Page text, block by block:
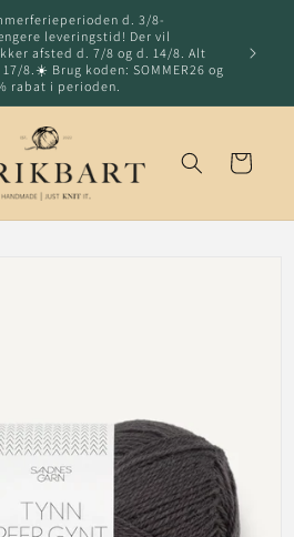
d. 3/8-
leveringstid! Der vil
afsted d. 7/8 og d. 14/8. Alt
8.☀️ Brug koden: SOMMER26 og
rabat i perioden.
Hurtig
fragt
Indkøbskurv